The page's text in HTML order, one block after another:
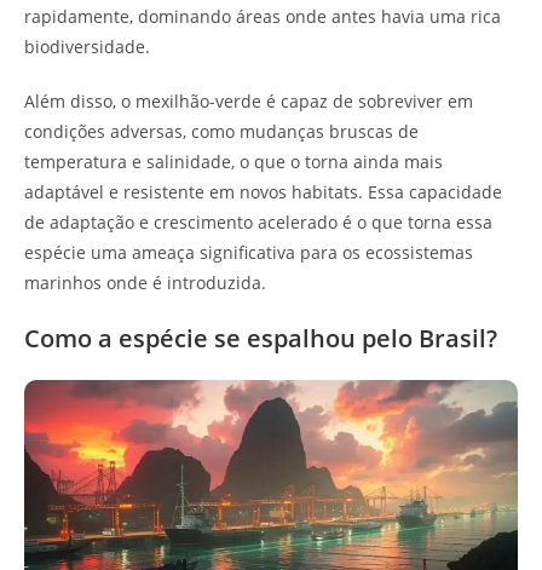
rapidamente, dominando áreas onde antes havia uma rica
biodiversidade.
Além disso, o mexilhão-verde é capaz de sobreviver em
condições adversas, como mudanças bruscas de
temperatura e salinidade, o que o torna ainda mais
adaptável e resistente em novos habitats. Essa capacidade
de adaptação e crescimento acelerado é o que torna essa
espécie uma ameaça significativa para os ecossistemas
marinhos onde é introduzida.
Como a espécie se espalhou pelo Brasil?